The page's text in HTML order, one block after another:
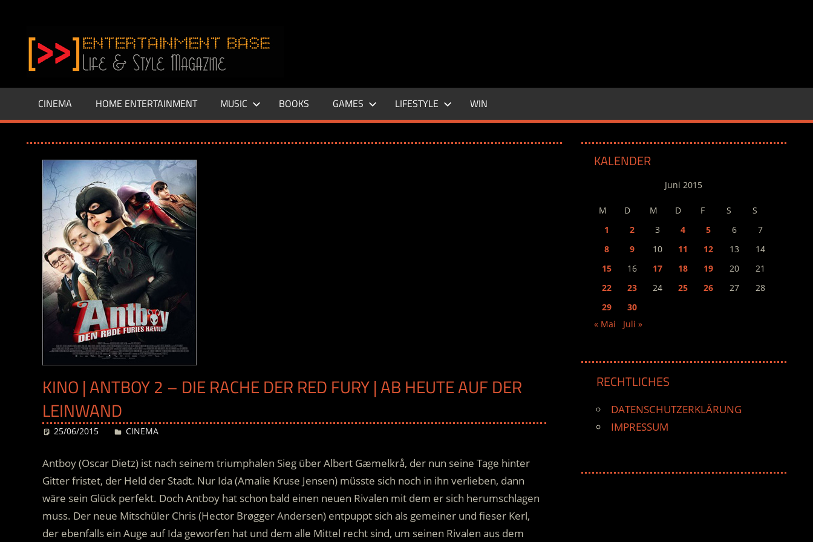
springen
–
LIFE
Base.de
CINEMA HOME ENTERTAINMENT MUSIC BOOKS GAMES LIFESTYLE WIN
KINO | ANTBOY 2 – DIE RACHE DER RED FURY | AB HEUTE AUF DER
LEINWAND
25/06/2015 Desiree
CINEMA
Antboy (Oscar Dietz) ist nach seinem triumphalen Sieg über Albert Gæmelkrå, der nun seine Tage hinter
Gitter fristet, der Held der Stadt. Nur Ida (Amalie Kruse Jensen) müsste sich noch in ihn verlieben, dann
wäre sein Glück perfekt. Doch Antboy hat schon bald einen neuen Rivalen mit dem er sich herumschlagen
muss. Der neue Mitschüler Chris (Hector Brøgger Andersen) entpuppt sich als gemeiner und fieser Kerl,
der ebenfalls ein Auge auf Ida geworfen hat und dem alle Mittel recht sind, um seinen Rivalen aus dem
KALENDER
Juni 2015
M D M D F S
S
1
2 3 4 5 6
7
8
9 10 11 12 13
14
15
16 17 18 19 20
21
22
23 24 25 26 27
28
29
30
« Mai
Juli »
RECHTLICHES
DATENSCHUTZERKLÄRUNG
IMPRESSUM